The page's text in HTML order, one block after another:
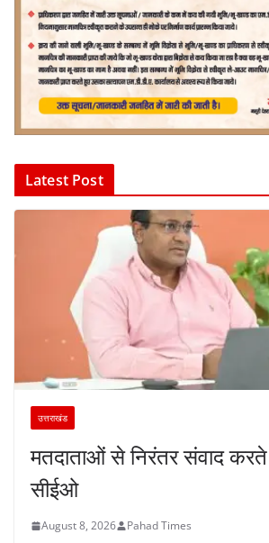
Latest Post
उत्तराखंड
मतदाताओं से निरंतर संवाद करते
सीईओ
August 8, 2026 Pahad Times